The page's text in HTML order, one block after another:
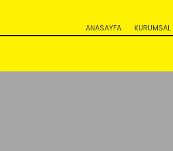
KURUMSAL
ANASAYFA